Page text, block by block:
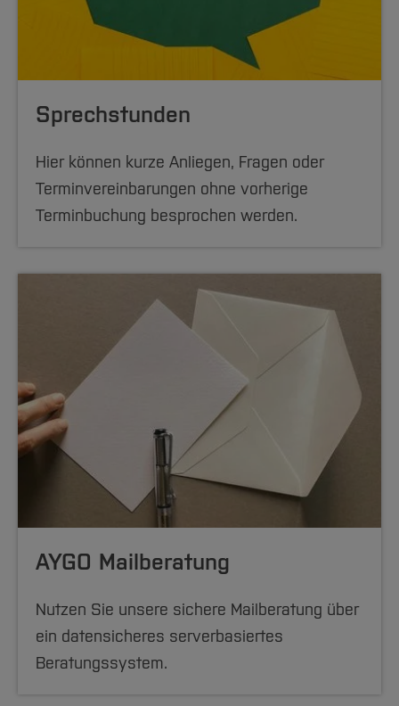
internationale Studierende kostenlos
Workshops, Bildungsmaterialien (zum
Download) sowie digitale Übungen an.
Sprechstunden
Hier können kurze Anliegen, Fragen oder
Terminvereinbarungen ohne vorherige
Terminbuchung besprochen werden.
AYGO Mailberatung
Nutzen Sie unsere sichere Mailberatung über
ein datensicheres serverbasiertes
Beratungssystem.